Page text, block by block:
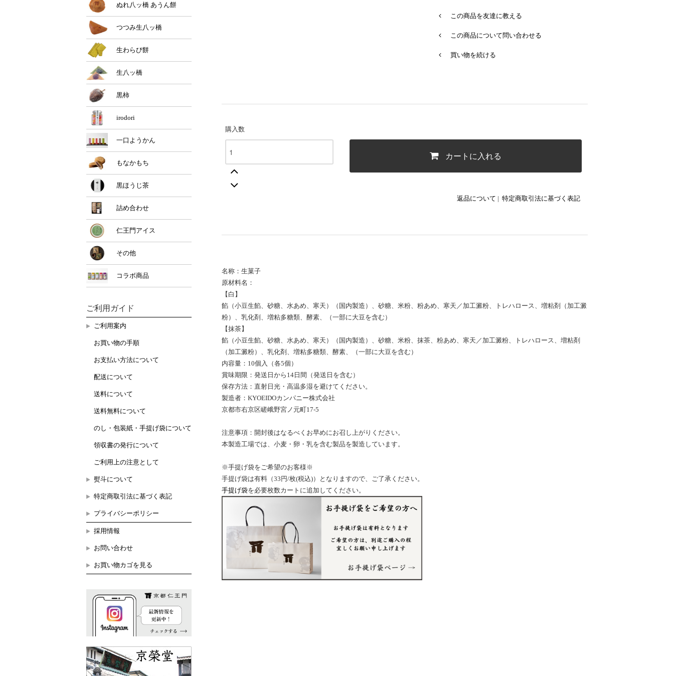
この商品を友達に教える
この商品について問い合わせる
買い物を続ける
購入数
カートに入れる
返品について | 特定商取引法に基づく表記
名称：生菓子
原材料名：
【白】
餡（小豆生餡、砂糖、水あめ、寒天）（国内製造）、砂糖、米粉、粉あめ、寒天／加工澱粉、トレハロース、増粘剤（加工澱
粉）、乳化剤、増粘多糖類、酵素、（一部に大豆を含む）
【抹茶】
餡（小豆生餡、砂糖、水あめ、寒天）（国内製造）、砂糖、米粉、抹茶、粉あめ、寒天／加工澱粉、トレハロース、増粘剤
（加工澱粉）、乳化剤、増粘多糖類、酵素、（一部に大豆を含む）
内容量：10個入（各5個）
賞味期限：発送日から14日間（発送日を含む）
保存方法：直射日光・高温多湿を避けてください。
製造者：KYOEIDOカンパニー株式会社
京都市右京区嵯峨野宮ノ元町17-5
注意事項：開封後はなるべくお早めにお召し上がりください。
本製造工場では、小麦・卵・乳を含む製品を製造しています。
※手提げ袋をご希望のお客様※
手提げ袋は有料（33円/枚(税込)）となりますので、ご了承ください。
手提げ袋を必要枚数カートに追加してください。
ぬれ八ッ橋 あうん餅
つつみ生八ッ橋
生わらび餅
生八ッ橋
黒柿
irodori
一口ようかん
もなかもち
黒ほうじ茶
詰め合わせ
仁王門アイス
その他
コラボ商品
ご利用ガイド
ご利用案内
お買い物の手順
お支払い方法について
配送について
送料について
送料無料について
のし・包装紙・手提げ袋について
領収書の発行について
ご利用上の注意として
熨斗について
特定商取引法に基づく表記
プライバシーポリシー
採用情報
お問い合わせ
お買い物カゴを見る